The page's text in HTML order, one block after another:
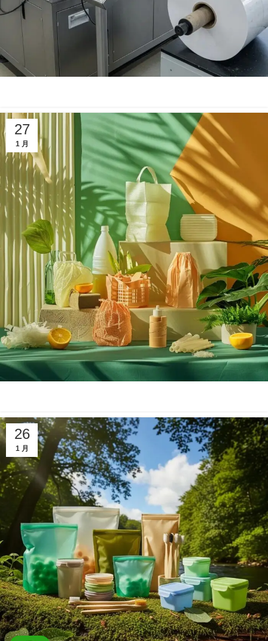
27
1 月
26
1 月